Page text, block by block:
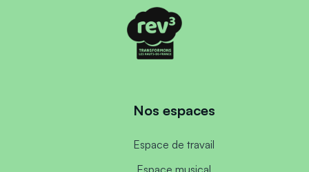
Nos espaces
Espace de travail
Espace musical